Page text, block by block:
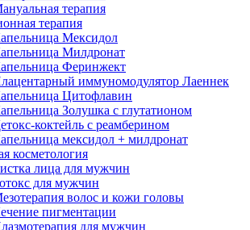
терапия
терапия
Мексидол
Милдронат
Феринжект
иммуномодулятор Лаеннек
Цитофлавин
Золушка с глутатионом
коктейль с реамберином
мексидол + милдронат
косметология
лица для мужчин
для мужчин
волос и кожи головы
пигментации
для мужчин